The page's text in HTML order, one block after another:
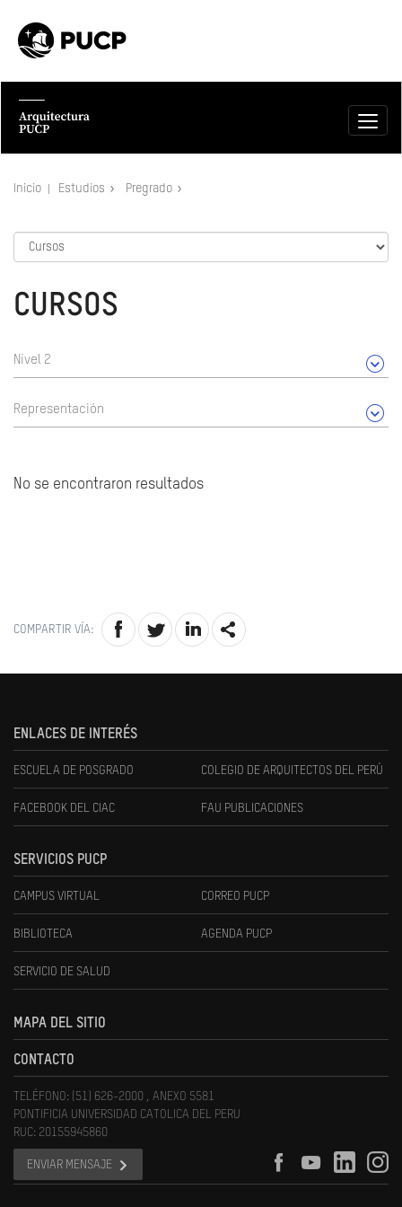
Inicio Estudios Pregrado
CURSOS
Nivel 2
Representación
No se encontraron resultados
COMPARTIR VÍA:
ENLACES DE INTERÉS
ESCUELA DE POSGRADO COLEGIO DE ARQUITECTOS DEL PERÚ
FACEBOOK DEL CIAC FAU PUBLICACIONES
SERVICIOS PUCP
CAMPUS VIRTUAL CORREO PUCP
BIBLIOTECA AGENDA PUCP
SERVICIO DE SALUD
MAPA DEL SITIO
CONTACTO
TELÉFONO: (51) 626-2000 , ANEXO 5581
PONTIFICIA UNIVERSIDAD CATOLICA DEL PERU
RUC: 20155945860
ENVIAR MENSAJE